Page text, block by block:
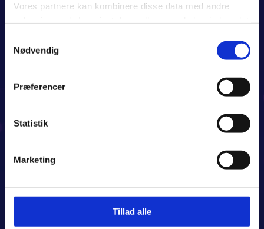
Vores partnere kan kombinere disse data med andre
Nødvendig
Præferencer
Statistik
Marketing
Tillad alle